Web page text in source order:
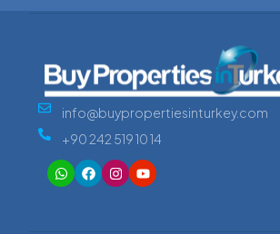
info@buypropertiesinturkey.com
+90 242 519 10 14